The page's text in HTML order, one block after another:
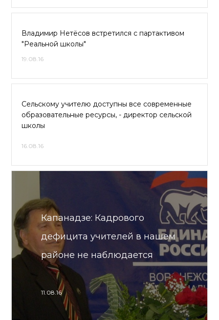
Владимир Нетёсов встретился с партактивом
"Реальной школы"
19.08.16
Сельскому учителю доступны все современные
образовательные ресурсы, - директор сельской
школы
16.08.16
Капанадзе: Кадрового
дефицита учителей в нашем
районе не наблюдается
11.08.16